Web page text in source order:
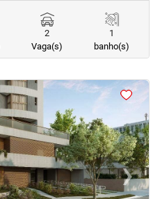
2
Vaga(s)
1
banho(s)
›Next